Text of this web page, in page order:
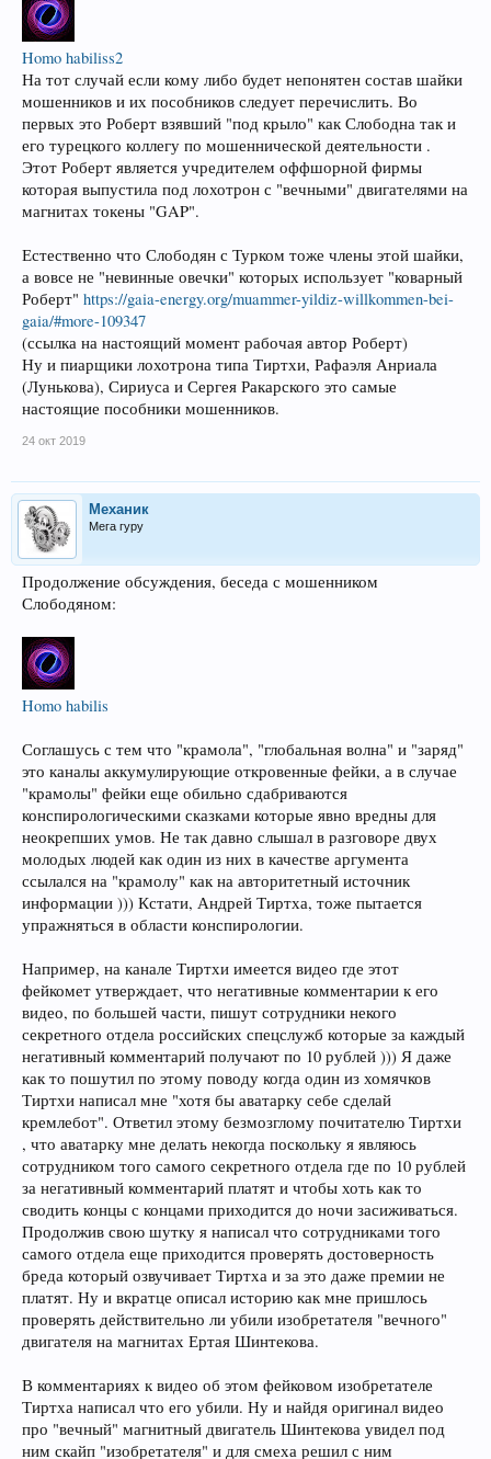
Homo habiliss2
На тот случай если кому либо будет непонятен состав шайки
мошенников и их пособников следует перечислить. Во
первых это Роберт взявший "под крыло" как Слободна так и
его турецкого коллегу по мошеннической деятельности .
Этот Роберт является учредителем оффшорной фирмы
которая выпустила под лохотрон с "вечными" двигателями на
магнитах токены "GAP".
Естественно что Слободян с Турком тоже члены этой шайки,
а вовсе не "невинные овечки" которых использует "коварный
Роберт" https://gaia-energy.org/muammer-yildiz-willkommen-bei-
gaia/#more-109347
(ссылка на настоящий момент рабочая автор Роберт)
Ну и пиарщики лохотрона типа Тиртхи, Рафаэля Анриала
(Лунькова), Сириуса и Сергея Ракарского это самые
настоящие пособники мошенников.
24 окт 2019
Механик
Мега гуру
Продолжение обсуждения, беседа с мошенником
Слободяном:
Homo habilis
Соглашусь с тем что "крамола", "глобальная волна" и "заряд"
это каналы аккумулирующие откровенные фейки, а в случае
"крамолы" фейки еще обильно сдабриваются
конспирологическими сказками которые явно вредны для
неокрепших умов. Не так давно слышал в разговоре двух
молодых людей как один из них в качестве аргумента
ссылался на "крамолу" как на авторитетный источник
информации ))) Кстати, Андрей Тиртха, тоже пытается
упражняться в области конспирологии.
Например, на канале Тиртхи имеется видео где этот
фейкомет утверждает, что негативные комментарии к его
видео, по большей части, пишут сотрудники некого
секретного отдела российских спецслужб которые за каждый
негативный комментарий получают по 10 рублей ))) Я даже
как то пошутил по этому поводу когда один из хомячков
Тиртхи написал мне "хотя бы аватарку себе сделай
кремлебот". Ответил этому безмозглому почитателю Тиртхи
, что аватарку мне делать некогда поскольку я являюсь
сотрудником того самого секретного отдела где по 10 рублей
за негативный комментарий платят и чтобы хоть как то
сводить концы с концами приходится до ночи засиживаться.
Продолжив свою шутку я написал что сотрудниками того
самого отдела еще приходится проверять достоверность
бреда который озвучивает Тиртха и за это даже премии не
платят. Ну и вкратце описал историю как мне пришлось
проверять действительно ли убили изобретателя "вечного"
двигателя на магнитах Ертая Шинтекова.
В комментариях к видео об этом фейковом изобретателе
Тиртха написал что его убили. Ну и найдя оригинал видео
про "вечный" магнитный двигатель Шинтекова увидел под
ним скайп "изобретателя" и для смеха решил с ним